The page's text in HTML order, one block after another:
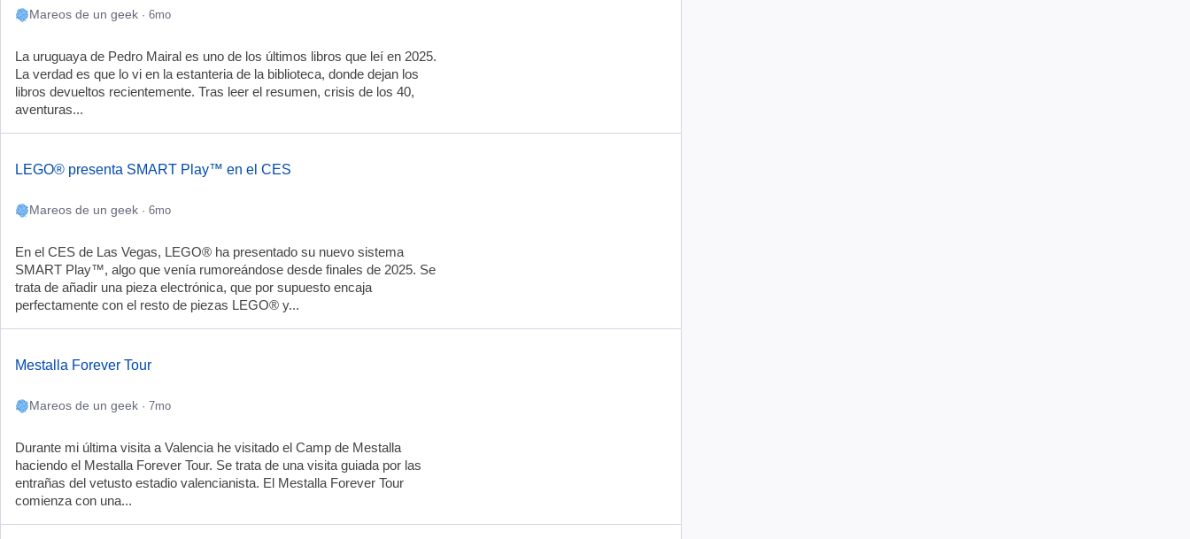
Mareos de un geek · 6mo
La uruguaya de Pedro Mairal es uno de los últimos libros que leí en 2025.
La verdad es que lo vi en la estanteria de la biblioteca, donde dejan los
libros devueltos recientemente. Tras leer el resumen, crisis de los 40,
aventuras...
LEGO® presenta SMART Play™ en el CES
Mareos de un geek · 6mo
En el CES de Las Vegas, LEGO® ha presentado su nuevo sistema
SMART Play™, algo que venía rumoreándose desde finales de 2025. Se
trata de añadir una pieza electrónica, que por supuesto encaja
perfectamente con el resto de piezas LEGO® y...
Mestalla Forever Tour
Mareos de un geek · 7mo
Durante mi última visita a Valencia he visitado el Camp de Mestalla
haciendo el Mestalla Forever Tour. Se trata de una visita guiada por las
entrañas del vetusto estadio valencianista. El Mestalla Forever Tour
comienza con una...